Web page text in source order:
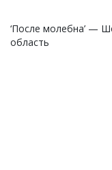
‘После молебна’ —
область